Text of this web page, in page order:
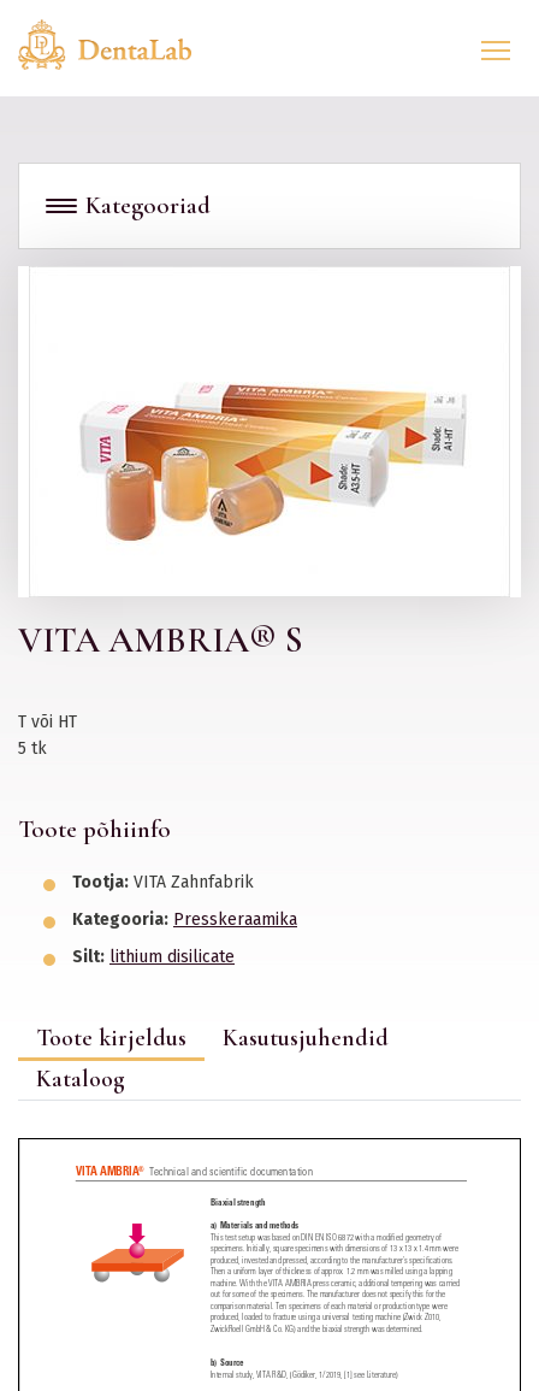
Kategooriad
VITA AMBRIA® S
T või HT
5 tk
Toote põhiinfo
Tootja: VITA Zahnfabrik
Kategooria: Presskeraamika
Silt: lithium disilicate
Toote kirjeldus
Kasutusjuhendid
Kataloog